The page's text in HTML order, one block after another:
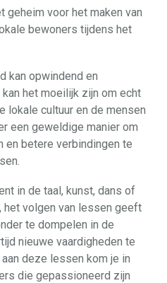
geheim voor het maken van
bewoners tijdens het
kan opwindend en
het moeilijk zijn om echt
lokale cultuur en de mensen
een geweldige manier om
betere verbindingen te
in de taal, kunst, dans of
het volgen van lessen geeft
te dompelen in de
nieuwe vaardigheden te
deze lessen kom je in
die gepassioneerd zijn